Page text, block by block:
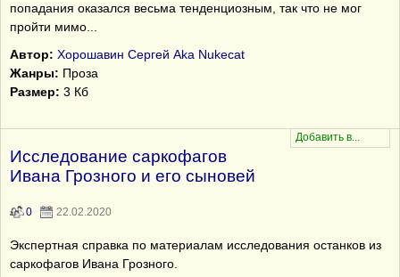
попадания оказался весьма тенденциозным, так что не мог
пройти мимо...
Автор: Хорошавин Сергей Aka Nukecat
Жанры: Проза
Размер: 3 Кб
Исследование саркофагов
Ивана Грозного и его сыновей
0 22.02.2020
Экспертная справка по материалам исследования останков из
саркофагов Ивана Грозного.